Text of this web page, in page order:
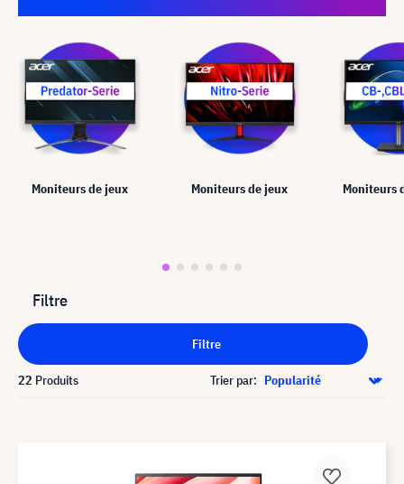
Moniteurs de jeux Moniteurs de jeux Moniteurs
Filtre
Filtre
22 Produits Trier par: